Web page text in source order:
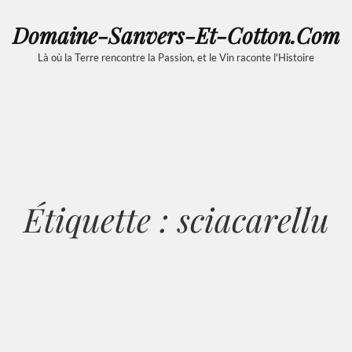
Domaine-Sanvers-Et-Cotton.com
Là où la Terre rencontre la Passion, et le Vin raconte l'Histoire
Étiquette :sciacarellu